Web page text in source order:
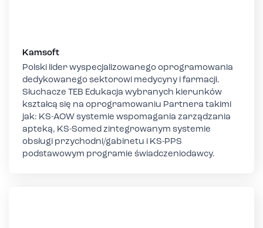
Kamsoft
Polski lider wyspecjalizowanego oprogramowania
dedykowanego sektorowi medycyny i farmacji.
Słuchacze TEB Edukacja wybranych kierunków
kształcą się na oprogramowaniu Partnera takimi
jak: KS-AOW systemie wspomagania zarządzania
apteką, KS-Somed zintegrowanym systemie
obsługi przychodni/gabinetu i KS-PPS
podstawowym programie świadczeniodawcy.